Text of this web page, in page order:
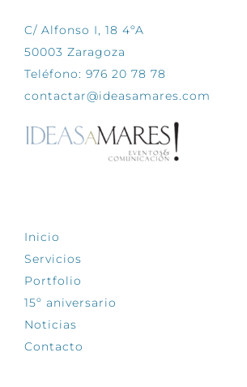
C/ Alfonso I, 18 4ºA
50003 Zaragoza
Teléfono: 976 20 78 78
contactar@ideasamares.com
Inicio
Servicios
Portfolio
15º aniversario
Noticias
Contacto